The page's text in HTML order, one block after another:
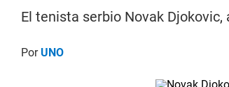
El tenista serbio Novak
PorUNO